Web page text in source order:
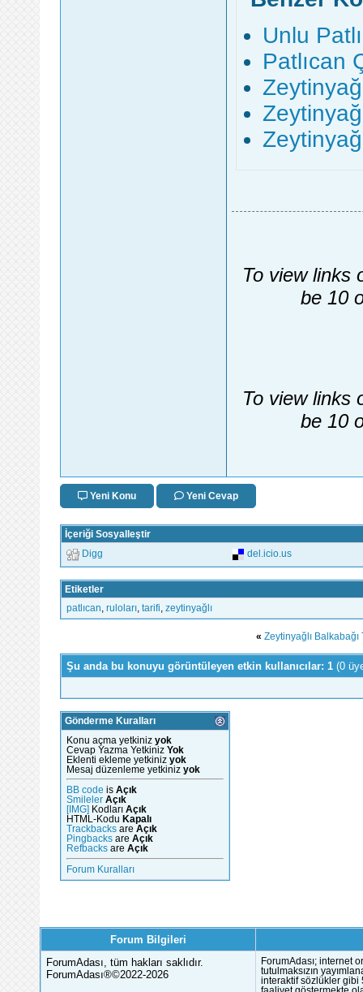
Unlu
Patlıcan
To view links
be 10
To view links
be 10
Yeni Konu Yeni Cevap
İçeriği Sosyalleştir
Digg del.icio.us
Etiketler
patlıcan ruloları tarifi zeytinyağlı
« Zeytinyağlı Balkabağı
Şu anda bu konuyu görüntüleyen etkin kullanıcılar: 1 (0
Gönderme Kuralları
Konu açma yetkiniz yok
Cevap Yazma Yetkiniz Yok
Eklenti ekleme yetkiniz yok
Mesaj düzenleme yetkiniz yok
BB code is Açık
Smileler Açık
[IMG]
Kodları Açık
HTML-Kodu Kapalı
Trackbacks are Açık
Pingbacks are Açık
Refbacks are Açık
Forum Kuralları
Forum Bilgileri
ForumAdası, tüm hakları saklıdır.
ForumAdası®©2022-2026
ForumAdası; internet
tutulmaksızın
interaktif sözlükler gibi